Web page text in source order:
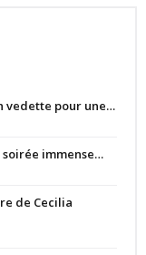
vedette pour une…
soirée immense…
de Cecilia